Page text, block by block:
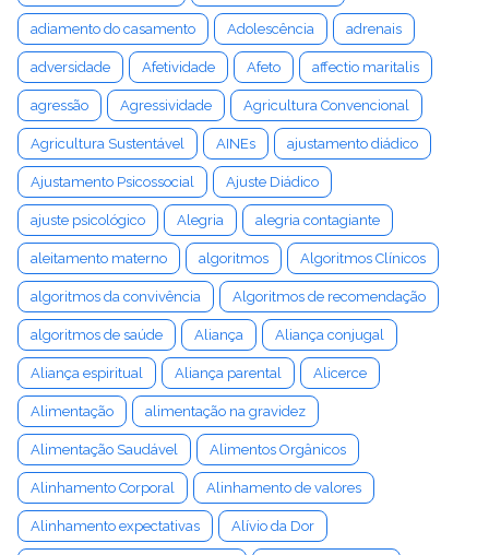
adiamento do casamento Adolescência adrenais
adversidade Afetividade Afeto affectio maritalis
agressão Agressividade Agricultura Convencional
Agricultura Sustentável AINEs ajustamento diádico
Ajustamento Psicossocial Ajuste Diádico
ajuste psicológico Alegria alegria contagiante
aleitamento materno algoritmos Algoritmos Clínicos
algoritmos da convivência Algoritmos de recomendação
algoritmos de saúde Aliança Aliança conjugal
Aliança espiritual Aliança parental Alicerce
Alimentação alimentação na gravidez
Alimentação Saudável Alimentos Orgânicos
Alinhamento Corporal Alinhamento de valores
Alinhamento expectativas Alívio da Dor